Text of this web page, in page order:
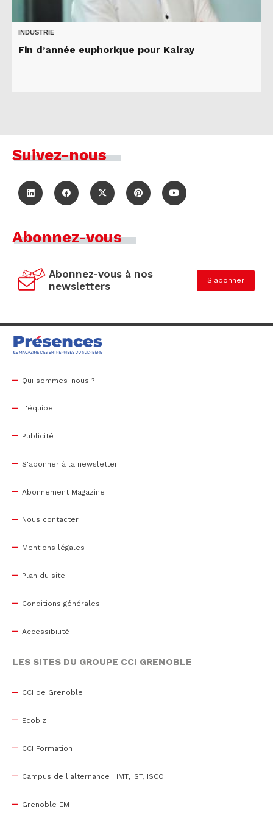
INDUSTRIE
Fin d’année euphorique pour Kalray
Suivez-nous
Abonnez-vous
Abonnez-vous à nos
newsletters
S'abonner
Qui sommes-nous ?
L'équipe
Publicité
S'abonner à la newsletter
Abonnement Magazine
Nous contacter
Mentions légales
Plan du site
Conditions générales
Accessibilité
LES SITES DU GROUPE CCI GRENOBLE
CCI de Grenoble
Ecobiz
CCI Formation
Campus de l'alternance : IMT, IST, ISCO
Grenoble EM